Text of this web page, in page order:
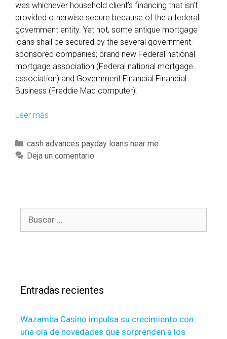
was whichever household client’s financing that isn’t
provided otherwise secure because of the a federal
government entity. Yet not, some antique mortgage
loans shall be secured by the several government-
sponsored companies; brand new Federal national
mortgage association (Federal national mortgage
association) and Government Financial Financial
Business (Freddie Mac computer).
Leer más
t
e
v
t
d
C
a
r
í
cash advances payday loans near me
Deja un comentario
:Entradas recientes
Wazamba Casino impulsa su crecimiento con
una ola de novedades que sorprenden a los